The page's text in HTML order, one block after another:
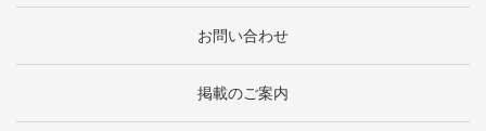
お問い合わせ
掲載のご案内